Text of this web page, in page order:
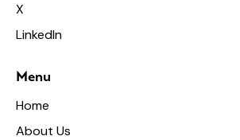
X
LinkedIn
Menu
Home
About Us